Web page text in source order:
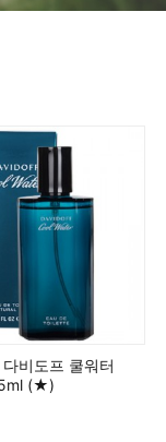
비도프 쿨워터
(★)